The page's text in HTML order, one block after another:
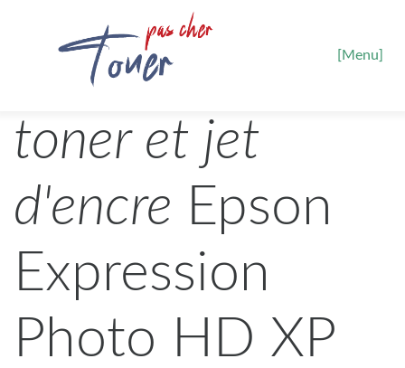
[Menu]
toner et jet
d'encre Epson
Expression
Photo HD XP